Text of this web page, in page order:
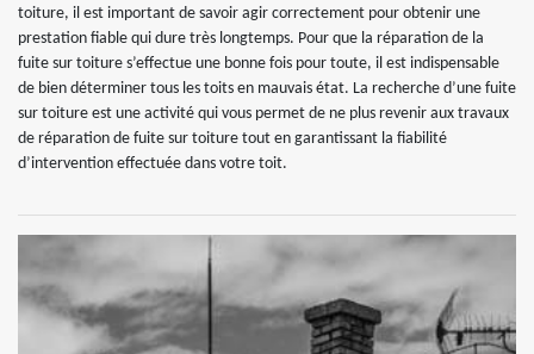
toiture, il est important de savoir agir correctement pour obtenir une
prestation fiable qui dure très longtemps. Pour que la réparation de la
fuite sur toiture s’effectue une bonne fois pour toute, il est indispensable
de bien déterminer tous les toits en mauvais état. La recherche d’une fuite
sur toiture est une activité qui vous permet de ne plus revenir aux travaux
de réparation de fuite sur toiture tout en garantissant la fiabilité
d’intervention effectuée dans votre toit.